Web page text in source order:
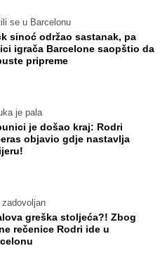
se u Barcelonu
sinoć održao sastanak, pa
igrača Barcelone saopštio da
pripreme
je pala
je došao kraj: Rodri
objavio gdje nastavlja
zadovoljan
greška stoljeća?! Zbog
rečenice Rodri ide u